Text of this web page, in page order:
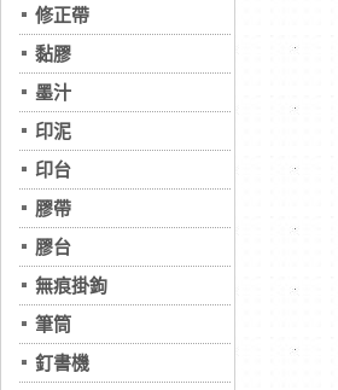
修正帶
黏膠
墨汁
印泥
印台
膠帶
膠台
無痕掛鉤
筆筒
釘書機